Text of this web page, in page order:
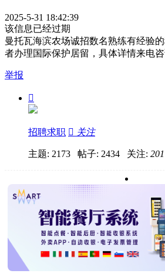
2025-5-31 18:42:39
该信息已经过期
曼托瓦海滨农场诚招数名熟练有经验
者办理国际保护居留，具体详情来电咨
举报

招聘求职  关注
主题: 2173 帖子: 2434 关注: 201